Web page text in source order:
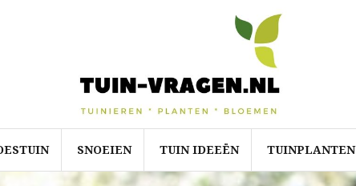
SNOEIEN TUIN IDEEËN TUINPLANTEN